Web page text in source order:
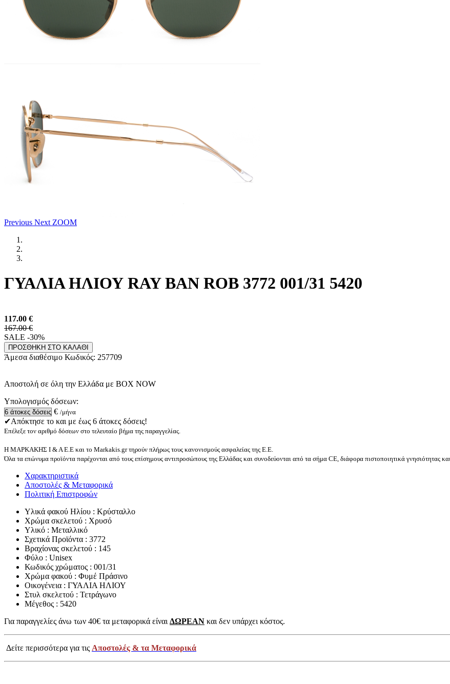
Previous Next ZOOM
ΓΥΑΛΙΑ ΗΛΙΟΥ RAY BAN ROB 3772 001/31 5420
117.00 €
167.00 €
SALE -30%
ΠΡΟΣΘΗΚΗ ΣΤΟ ΚΑΛΑΘΙ
Άμεσα διαθέσιμο Κωδικός: 257709
Αποστολή σε όλη την Ελλάδα με BOX NOW
Υπολογισμός δόσεων:
€ /μήνα
✔Απόκτησε το και με έως 6 άτοκες δόσεις!
Επέλεξε τον αριθμό δόσεων στο τελευταίο βήμα της παραγγελίας.
Η ΜΑΡΚΑΚΗΣ Ι & Α Ε.Ε και το Markakis.gr τηρούν πλήρως τους κανονισμούς ασφαλείας της Ε.Ε.
Όλα τα επώνυμα προϊόντα παρέχονται από τους επίσημους αντιπροσώπους της Ελλάδας και συνοδεύονται από τα σήμα CE, διάφορα πιστοποιητικά γνησιότητας
Χαρακτηριστικά
Αποστολές & Μεταφορικά
Πολιτική Επιστροφών
Υλικά φακού Ηλίου : Κρύσταλλο
Χρώμα σκελετού : Χρυσό
Υλικό : Μεταλλικό
Σχετικά Προϊόντα : 3772
Βραχίονας σκελετού : 145
Φύλο : Unisex
Κωδικός χρώματος : 001/31
Χρώμα φακού : Φυμέ Πράσινο
Οικογένεια : ΓΥΑΛΙΑ ΗΛΙΟΥ
Στυλ σκελετού : Τετράγωνο
Μέγεθος : 5420
Για παραγγελίες άνω των 40€ τα μεταφορικά είναι ΔΩΡΕΑΝ και δεν υπάρχει κόστος.
Δείτε περισσότερα για τις Αποστολές & τα Μεταφορικά